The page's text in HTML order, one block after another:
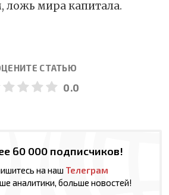
ложь мира капитала.
СТАТЬЮ
0.0
60 000 подписчиков!
на наш Телеграм
аналитики, больше новостей!